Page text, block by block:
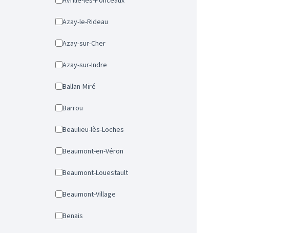
Azay-le-Rideau
Azay-sur-Cher
Azay-sur-Indre
Ballan-Miré
Barrou
Beaulieu-lès-Loches
Beaumont-en-Véron
Beaumont-Louestault
Beaumont-Village
Benais